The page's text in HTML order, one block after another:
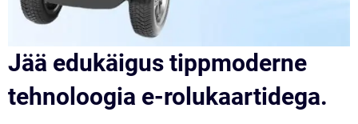
Jää edukäigus tippmoderne
tehnoloogia e-rolukaartidega.